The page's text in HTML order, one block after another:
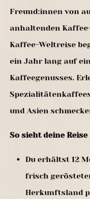
Freund:innen von
anhaltenden
Kaffee-Weltreise
ein Jahr lang auf
Kaffeegenusses.
und Asien
So sieht deine Reise
Du erhältst 12
frisch
Herkunftsland